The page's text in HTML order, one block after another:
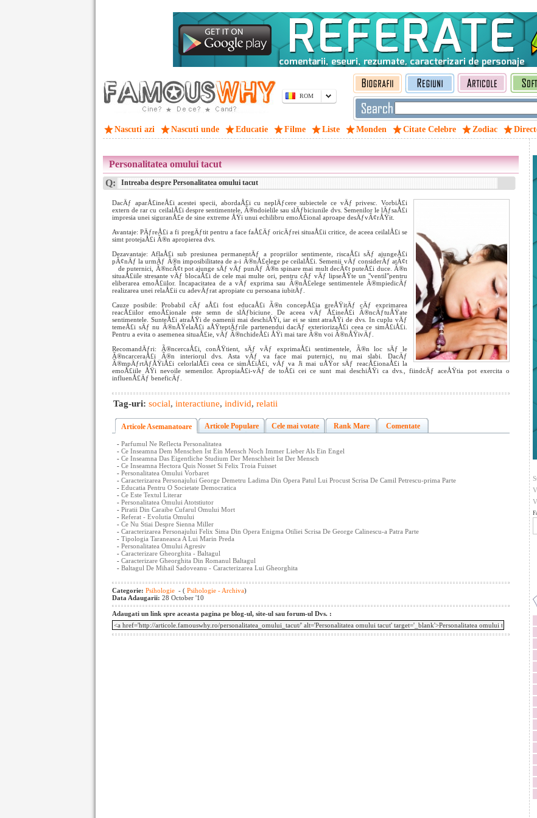
ROM
Nascuti azi Nascuti unde Educatie Filme Liste Monden Citate Celebre Zodiac
Personalitatea omului tacut
Q: Intreaba despre Personalitatea omului tacut
DacÄƒ aparÅ£ineÅ£i acestei specii, abordaÅ£i cu neplÄƒcere subiectele ce vÄƒ privesc. VorbiÅ£i
extern de rar cu ceilalÅ£i despre sentimentele, Ã®ndoielile sau slÄƒbiciunile dvs. Semenilor le lÄƒsaÅ£i
impresia unei siguranÅ£e de sine extreme ÅŸi unui echilibru emoÅ£ional aproape desÄƒvÃ¢rÅŸit.
Avantaje: PÄƒreÅ£i a fi pregÄƒtit pentru a face faÅ£Äƒ oricÄƒrei situaÅ£ii critice, de aceea ceilalÅ£i se
simt protejaÅ£i Ã®n apropierea dvs.
Dezavantaje: AflaÅ£i sub presiunea permanentÄƒ a propriilor sentimente, riscaÅ£i sÄƒ ajungeÅ£i
pÃ¢nÄƒ la urmÄƒ Ã®n imposibilitatea de a-i Ã®nÅ£elege pe ceilalÅ£i. Semenii vÄƒ considerÄƒ atÃ¢t
de puternici, Ã®ncÃ¢t pot ajunge sÄƒ vÄƒ punÄƒ Ã®n spinare mai mult decÃ¢t puteÅ£i duce. Ã®n
situaÅ£iile stresante vÄƒ blocaÅ£i de cele mai multe ori, pentru cÄƒ vÄƒ lipseÅŸte un "ventil"pentru
eliberarea emoÅ£iilor. Incapacitatea de a vÄƒ exprima sau Ã®nÅ£elege sentimentele Ã®mpiedicÄƒ
realizarea unei relaÅ£ii cu adevÄƒrat apropiate cu persoana iubitÄƒ.
Cauze posibile: Probabil cÄƒ aÅ£i fost educaÅ£i Ã®n concepÅ£ia greÅŸitÄƒ cÄƒ exprimarea
reacÅ£iilor emoÅ£ionale este semn de slÄƒbiciune. De aceea vÄƒ Å£ineÅ£i Ã®ncÄƒtuÅŸate
sentimentele. SunteÅ£i atraÅŸi de oamenii mai deschiÅŸi, iar ei se simt atraÅŸi de dvs. In cuplu vÄƒ
temeÅ£i sÄƒ nu Ã®nÅŸelaÅ£i aÅŸteptÄƒrile partenendui dacÄƒ exteriorizaÅ£i ceea ce simÅ£iÅ£i.
Pentru a evita o asemenea situaÅ£ie, vÄƒ Ã®nchideÅ£i ÅŸi mai tare Ã®n voi Ã®nÅŸivÄƒ.
RecomandÄƒri: Ã®ncercaÅ£i, conÅŸtient, sÄƒ vÄƒ exprimaÅ£i sentimentele, Ã®n loc sÄƒ le
Ã®ncarceraÅ£i Ã®n interiorul dvs. Asta vÄƒ va face mai puternici, nu mai slabi. DacÄƒ
Ã®mpÄƒrtÄƒÅŸiÅ£i celorlalÅ£i ceea ce simÅ£iÅ£i, vÄƒ va Ji mai uÅŸor sÄƒ reacÅ£ionaÅ£i la
emoÅ£iile ÅŸi nevoile semenilor. ApropiaÅ£i-vÄƒ de toÅ£i cei ce sunt mai deschiÅŸi ca dvs., fiindcÄƒ aceÅŸtia pot exercita o
influenÅ£Äƒ beneficÄƒ.
Tag-uri: social, interactiune, individ, relatii
Articole Asemanatoare Articole Populare Cele mai votate Rank Mare Comentate
- Parfumul Ne Reflecta Personalitatea
- Ce Inseamna Dem Menschen Ist Ein Mensch Noch Immer Lieber Als Ein Engel
- Ce Inseamna Das Eigentliche Studium Der Menschheit Ist Der Mensch
- Ce Inseamna Hectora Quis Nosset Si Felix Troia Fuisset
- Personalitatea Omului Vorbaret
- Caracterizarea Personajului George Demetru Ladima Din Opera Patul Lui Procust Scrisa De Camil Petrescu-prima Parte
- Educatia Pentru O Societate Democratica
- Ce Este Textul Literar
- Personalitatea Omului Atotstiutor
- Piratii Din Caraibe Cufarul Omului Mort
- Referat - Evolutia Omului
- Ce Nu Stiai Despre Sienna Miller
- Caracterizarea Personajului Felix Sima Din Opera Enigma Otiliei Scrisa De George Calinescu-a Patra Parte
- Tipologia Taraneasca A Lui Marin Preda
- Personalitatea Omului Agresiv
- Caracterizare Gheorghita - Baltagul
- Caracterizare Gheorghita Din Romanul Baltagul
- Baltagul De Mihail Sadoveanu - Caracterizarea Lui Gheorghita
Categorie: Psihologie - ( Psihologie - Archiva)
Data Adaugarii: 28 October '10
Adaugati un link spre aceasta pagina pe blog-ul, site-ul sau forum-ul Dvs. :